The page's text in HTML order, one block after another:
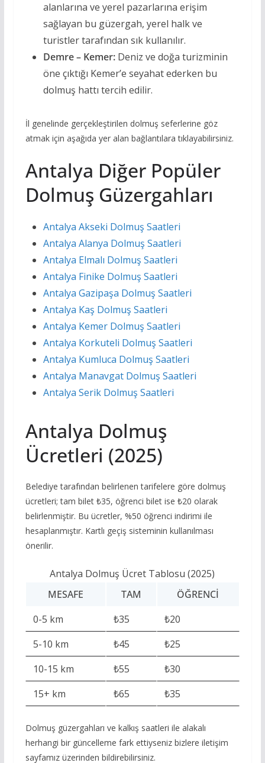
alanlarına ve yerel pazarlarına erişim
sağlayan bu güzergah, yerel halk ve
turistler tarafından sık kullanılır.
Demre – Kemer:Deniz ve doğa turizminin
öne çıktığı Kemer’e seyahat ederken bu
dolmuş hattı tercih edilir.
İl genelinde gerçekleştirilen dolmuş seferlerine göz
atmak için aşağıda yer alan bağlantılara tıklayabilirsiniz.
Antalya Diğer Popüler
Dolmuş Güzergahları
Antalya Akseki Dolmuş Saatleri
Antalya Alanya Dolmuş Saatleri
Antalya Elmalı Dolmuş Saatleri
Antalya Finike Dolmuş Saatleri
Antalya Gazipaşa Dolmuş Saatleri
Antalya Kaş Dolmuş Saatleri
Antalya Kemer Dolmuş Saatleri
Antalya Korkuteli Dolmuş Saatleri
Antalya Kumluca Dolmuş Saatleri
Antalya Manavgat Dolmuş Saatleri
Antalya Serik Dolmuş Saatleri
Antalya Dolmuş
Ücretleri (2025)
Belediye tarafından belirlenen tarifelere göre dolmuş
ücretleri; tam bilet ₺35, öğrenci bilet ise ₺20 olarak
belirlenmiştir. Bu ücretler, %50 öğrenci indirimi ile
hesaplanmıştır. Kartlı geçiş sisteminin kullanılması
önerilir.
Antalya Dolmuş Ücret Tablosu (2025)
MESAFE
TAM
ÖĞRENCI
0-5 km
₺35
₺20
5-10 km
₺45
₺25
10-15 km
₺55
₺30
15+ km
₺65 ₺35
Dolmuş güzergahları ve kalkış saatleri ile alakalı
herhangi bir güncelleme fark ettiyseniz bizlere iletişim
sayfamız üzerinden bildirebilirsiniz.